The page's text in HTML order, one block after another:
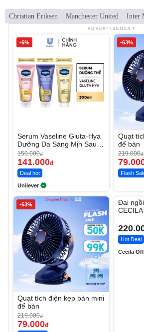
Christian Eriksen Manchester United Inter
ADVERTISEMENT
-6%
Serum Vaseline Gluta-Hya
Dưỡng Da Sáng Mịn Sau 7
Ngày
150.000đ
141.000đ
Deal hot
Unilever
-63%
Quạt
để bàn
219.000đ
Flash
-63%
Quạt tích điện kẹp bàn mini
để bàn
219.000đ
79.000đ
Đai
Hot Deal
Cecila